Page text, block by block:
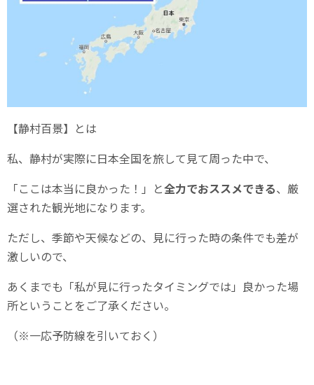
【静村百景】とは
私、静村が実際に日本全国を旅して見て周った中で、
「ここは本当に良かった！」と全力でおススメできる、厳
選された観光地になります。
ただし、季節や天候などの、見に行った時の条件でも差が
激しいので、
あくまでも「私が見に行ったタイミングでは」良かった場
所ということをご了承ください。
（※一応予防線を引いておく）